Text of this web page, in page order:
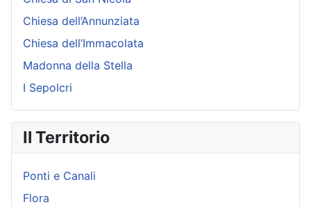
Chiesa dell’Annunziata
Chiesa dell’Immacolata
Madonna della Stella
I Sepolcri
Il Territorio
Ponti e Canali
Flora